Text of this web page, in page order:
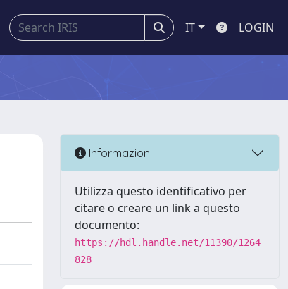
IT LOGIN
Informazioni
Utilizza questo identificativo per
citare o creare un link a questo
documento:
https://hdl.handle.net/11390/1264
828